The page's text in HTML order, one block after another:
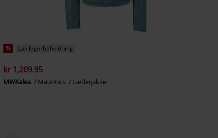
% Lav lagerbeholdning
kr 1,209.95
MWKalea Mauritius Læderjakke